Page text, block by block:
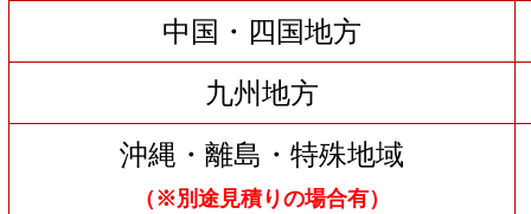
中国・四国地方
九州地方
沖縄・離島・特殊地域
（※別途見積りの場合有）